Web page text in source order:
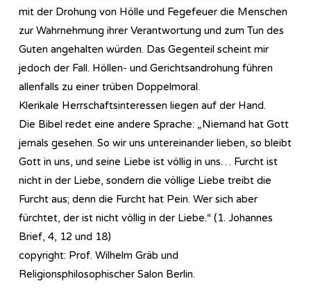
mit der Drohung von Hölle und Fegefeuer die Menschen
zur Wahrnehmung ihrer Verantwortung und zum Tun des
Guten angehalten würden. Das Gegenteil scheint mir
jedoch der Fall. Höllen- und Gerichtsandrohung führen
allenfalls zu einer trüben Doppelmoral.
Klerikale Herrschaftsinteressen liegen auf der Hand.
Die Bibel redet eine andere Sprache: „Niemand hat Gott
jemals gesehen. So wir uns untereinander lieben, so bleibt
Gott in uns, und seine Liebe ist völlig in uns… Furcht ist
nicht in der Liebe, sondern die völlige Liebe treibt die
Furcht aus; denn die Furcht hat Pein. Wer sich aber
fürchtet, der ist nicht völlig in der Liebe.“ (1. Johannes
Brief, 4, 12 und 18)
copyright: Prof. Wilhelm Gräb und
Religionsphilosophischer Salon Berlin.